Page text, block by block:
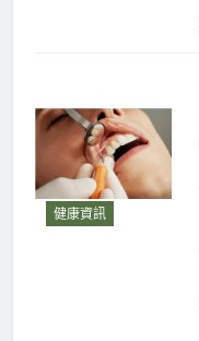
健康資訊